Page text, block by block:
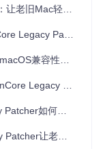
改都在内存中动
可以随时回到原
安装OpenCor
松升级最新macOS
让旧设备焕发新生
容性解决方案
实现macOS系统优化
何突破硬件枷锁
旧Mac焕发新生